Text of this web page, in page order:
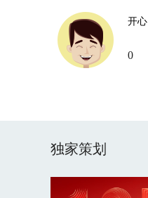
开心
0
独家策划